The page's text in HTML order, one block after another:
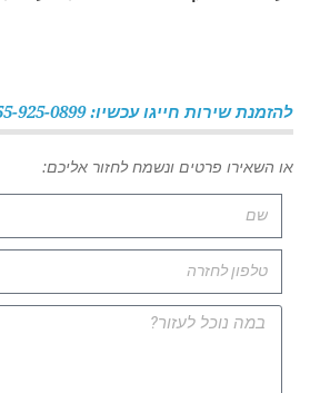
להזמנת שירות חייגו עכשיו: 055-925-0899
או השאירו פרטים ונשמח לחזור אליכם: